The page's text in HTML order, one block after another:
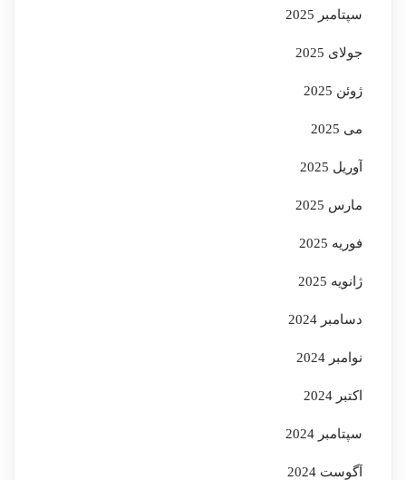
سپتامبر 2025
جولای 2025
ژوئن 2025
می 2025
آوریل 2025
مارس 2025
فوریه 2025
ژانویه 2025
دسامبر 2024
نوامبر 2024
اکتبر 2024
سپتامبر 2024
آگوست 2024